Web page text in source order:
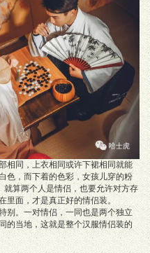
相同，上衣相同或许下裙相同就能
色，而下着的色彩，女孩儿穿的粉
就算两个人是情侣，也要允许对方存
里面，才是真正好的情侣装。
别。一对情侣，一同也是两个独立
的当地，这就是整个汉服情侣装的